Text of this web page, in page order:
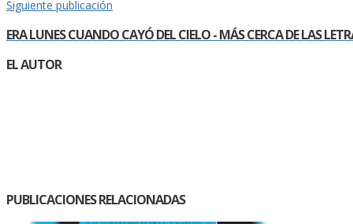
Siguiente publicación
ERA LUNES CUANDO CAYÓ DEL CIELO - MÁS CERCA DE LAS
EL AUTOR
PUBLICACIONES RELACIONADAS